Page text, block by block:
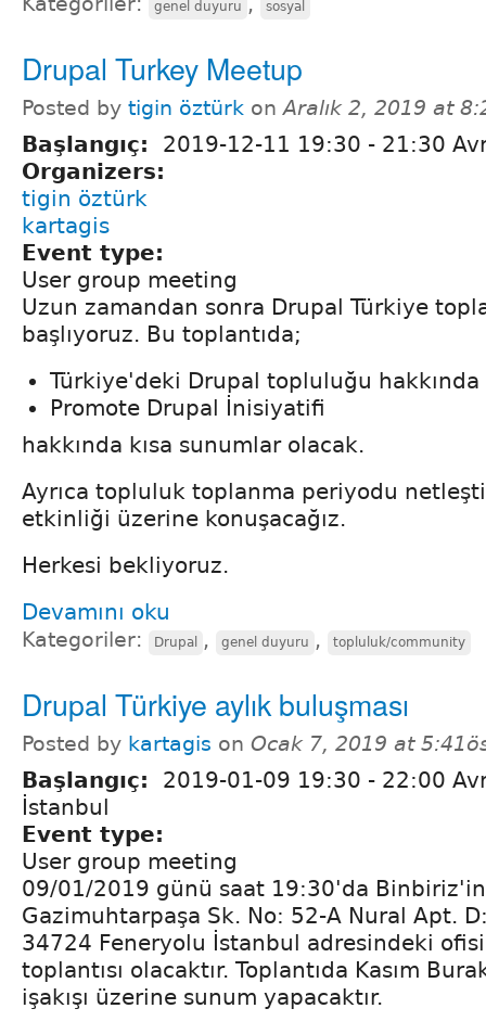
genel duyuru sosyal
Drupal Turkey Meetup
Posted by tigin öztürk onAralık 2, 2019 at
Başlangıç: 2019-12-11 19:30 - 21:30
Organizers:
tigin öztürk
kartagis
Event type:
User group meeting
Uzun zamandan sonra Drupal Türkiye
başlıyoruz. Bu toplantıda;
Türkiye'deki Drupal topluluğu hakkında
Promote Drupal İnisiyatifi
hakkında kısa sunumlar olacak.
Ayrıca topluluk toplanma periyodu
etkinliği üzerine konuşacağız.
Herkesi bekliyoruz.
Devamını oku
Kategoriler: Drupal , genel duyuru , topluluk/community
Drupal Türkiye aylık buluşması
Posted by kartagis on Ocak 7, 2019 at
Başlangıç: 2019-01-09 19:30 - 22:00
İstanbul
Event type:
User group meeting
09/01/2019 günü saat 19:30'da
Gazimuhtarpaşa Sk. No: 52-A Nural Apt.
34724 Feneryolu İstanbul adresindeki
toplantısı olacaktır. Toplantıda Kasım
işakışı üzerine sunum yapacaktır.